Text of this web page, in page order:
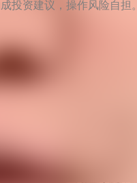
投资建议，操作风险自担